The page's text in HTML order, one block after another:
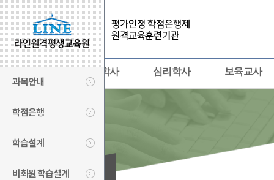
과목안내
학점은행
학습설계
비회원 학습설계
경영학사 심리학사 보육교사